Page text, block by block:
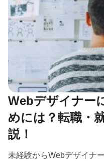
Webデザイナー
めには？転職・
説！
未経験からWebデザイナ